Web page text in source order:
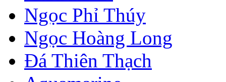
Ngọc Phỉ Thúy
Ngọc Hoàng Long
Đá Thiên Thạch